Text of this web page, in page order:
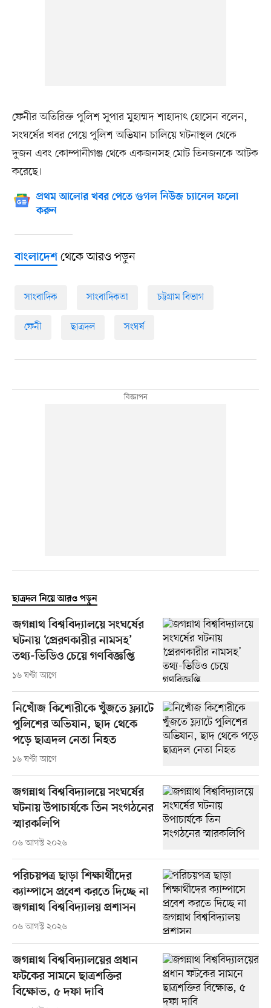
ফেনীর অতিরিক্ত পুলিশ সুপার মুহাম্মদ শাহাদাৎ হোসেন বলেন,
সংঘর্ষের খবর পেয়ে পুলিশ অভিযান চালিয়ে ঘটনাস্থল থেকে
দুজন এবং কোম্পানীগঞ্জ থেকে একজনসহ মোট তিনজনকে আটক
করেছে।
প্রথম আলোর খবর পেতে গুগল নিউজ চ্যানেল ফলো
করুন
বাংলাদেশথেকে আরও পড়ুন
সাংবাদিক সাংবাদিকতা চট্টগ্রাম বিভাগ
ফেনী ছাত্রদল সংঘর্ষ
ছাত্রদল নিয়ে আরও পড়ুন
জগন্নাথ বিশ্ববিদ্যালয়ে সংঘর্ষের
ঘটনায় ‘প্রেরণকারীর নামসহ’
তথ্য-ভিডিও চেয়ে গণবিজ্ঞপ্তি
১৬ ঘণ্টা আগে
নিখোঁজ কিশোরীকে খুঁজতে ফ্ল্যাটে
পুলিশের অভিযান, ছাদ থেকে
পড়ে ছাত্রদল নেতা নিহত
১৬ ঘণ্টা আগে
জগন্নাথ বিশ্ববিদ্যালয়ে সংঘর্ষের
ঘটনায় উপাচার্যকে তিন সংগঠনের
স্মারকলিপি
০৬ আগস্ট ২০২৬
পরিচয়পত্র ছাড়া শিক্ষার্থীদের
ক্যাম্পাসে প্রবেশ করতে দিচ্ছে না
জগন্নাথ বিশ্ববিদ্যালয় প্রশাসন
০৬ আগস্ট ২০২৬
জগন্নাথ বিশ্ববিদ্যালয়ের প্রধান
ফটকের সামনে ছাত্রশক্তির
বিক্ষোভ, ৫ দফা দাবি